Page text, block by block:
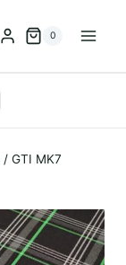
0
/ GTI MK7